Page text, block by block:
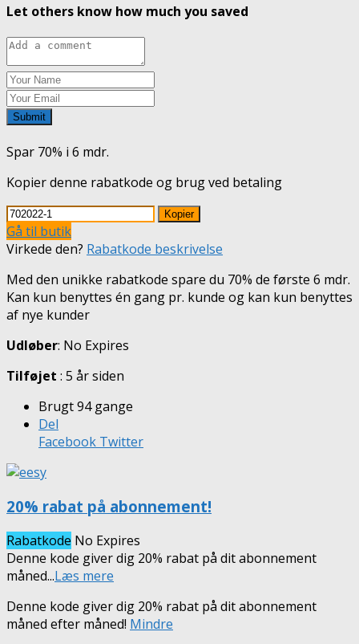
Let others know how much you saved
Submit
Spar 70% i 6 mdr.
Kopier denne rabatkode og brug ved betaling
Kopier
Gå til butik
Virkede den? Rabatkode beskrivelse
Med den unikke rabatkode spare du 70% de første 6 mdr.
Kan kun benyttes én gang pr. kunde og kan kun benyttes
af nye kunder
Udløber: No Expires
Tilføjet : 5 år siden
Brugt 94 gange
Del
Facebook Twitter
20% rabat på abonnement!
Rabatkode No Expires
Denne kode giver dig 20% rabat på dit abonnement
måned...Læs mere
Denne kode giver dig 20% rabat på dit abonnement
måned efter måned! Mindre